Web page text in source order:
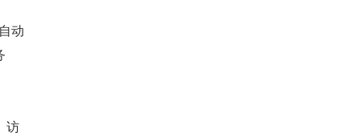
动
访